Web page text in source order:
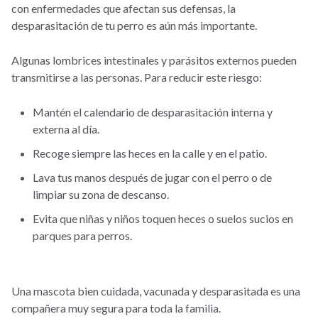
con enfermedades que afectan sus defensas, la
desparasitación de tu perro es aún más importante.
Algunas lombrices intestinales y parásitos externos pueden
transmitirse a las personas. Para reducir este riesgo:
Mantén el calendario de desparasitación interna y
externa al día.
Recoge siempre las heces en la calle y en el patio.
Lava tus manos después de jugar con el perro o de
limpiar su zona de descanso.
Evita que niñas y niños toquen heces o suelos sucios en
parques para perros.
Una mascota bien cuidada, vacunada y desparasitada es una
compañera muy segura para toda la familia.